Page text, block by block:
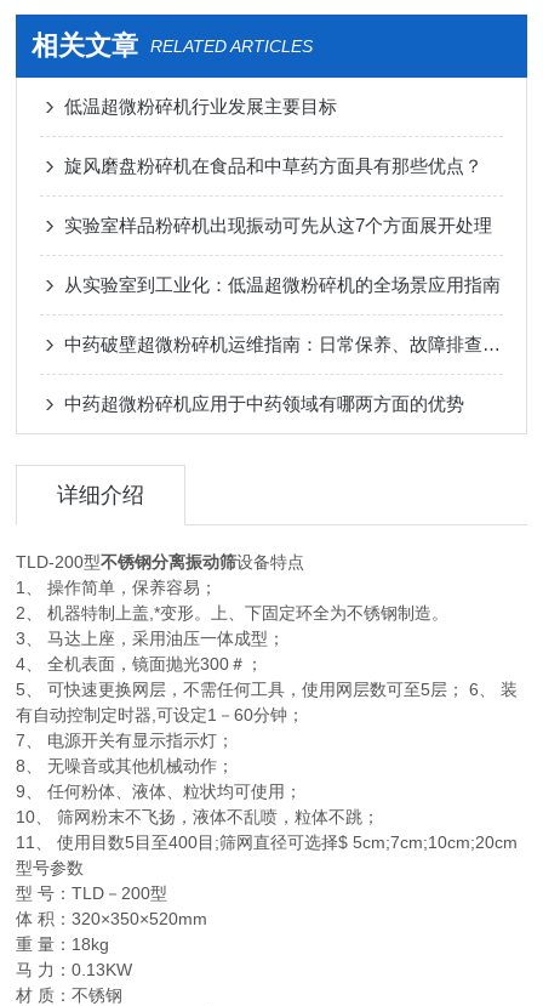
相关文章 RELATED ARTICLES
低温超微粉碎机行业发展主要目标
旋风磨盘粉碎机在食品和中草药方面具有那些优点？
实验室样品粉碎机出现振动可先从这7个方面展开处理
从实验室到工业化：低温超微粉碎机的全场景应用指南
中药破壁超微粉碎机运维指南：日常保养、故障排查与效率优化技巧
中药超微粉碎机应用于中药领域有哪两方面的优势
详细介绍
TLD-200型不锈钢分离振动筛设备特点
1、 操作简单，保养容易；
2、 机器特制上盖,*变形。上、下固定环全为不锈钢制造。
3、 马达上座，采用油压一体成型；
4、 全机表面，镜面抛光300＃；
5、 可快速更换网层，不需任何工具，使用网层数可至5层； 6、 装
有自动控制定时器,可设定1－60分钟；
7、 电源开关有显示指示灯；
8、 无噪音或其他机械动作；
9、 任何粉体、液体、粒状均可使用；
10、 筛网粉末不飞扬，液体不乱喷，粒体不跳；
11、 使用目数5目至400目;筛网直径可选择$ 5cm;7cm;10cm;20cm
型号参数
型 号：TLD－200型
体 积：320×350×520mm
重 量：18kg
马 力：0.13KW
材 质：不锈钢